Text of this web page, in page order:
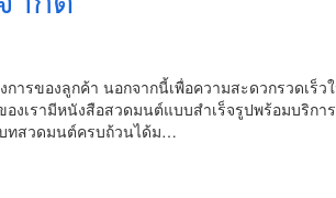
ารของลูกค้า นอกจากนี้เพื่อความสะดวกรวดเร็
งเรามีหนังสือสวดมนต์แบบสำเร็จรูปพร้อมบริก
บทสวดมนต์ครบถ้วนได้ม…